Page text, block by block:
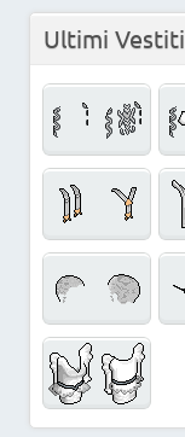
Ultimi Vestiti